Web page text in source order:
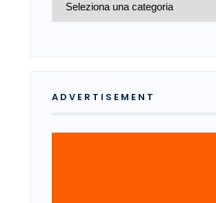
ADVERTISEMENT